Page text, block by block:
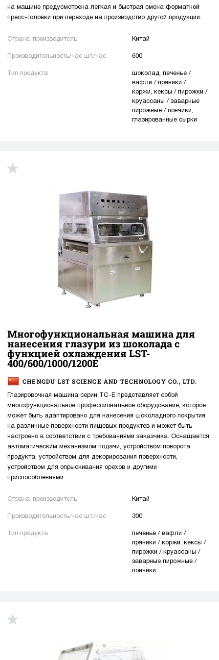
на машине предусмотрена легкая и быстрая смена форматной
пресс-головки при переходе на производство другой продукции.
Страна-производитель Китай
Производительность/час шт./час 600
Тип продукта
шоколад, печенье /
вафли / пряники /
коржи, кексы / пирожки /
круассаны / заварные
пирожные / пончики,
глазированные сырки
Многофункциональная машина для
нанесения глазури из шоколада с
функцией охлаждения LST-
400/600/1000/1200E
CHENGDU LST SCIENCE AND TECHNOLOGY CO., LTD.
Глазировочная машина серии TC-E представляет собой
многофункциональное профессиональное оборудование, которое
может быть адаптировано для нанесения шоколадного покрытия
на различные поверхности пищевых продуктов и может быть
настроено в соответствии с требованиями заказчика. Оснащается
автоматическим механизмом подачи, устройством поворота
продукта, устройством для декорирования поверхности,
устройством для опрыскивания орехов и другими
приспособлениями.
Страна-производитель Китай
Производительность/час шт./час 300
Тип продукта
печенье / вафли /
пряники / коржи, кексы /
пирожки / круассаны /
заварные пирожные /
пончики